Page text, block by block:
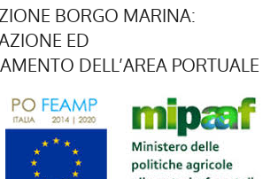
BORGO MARINA:
ED
DELL’AREA PORTUALE